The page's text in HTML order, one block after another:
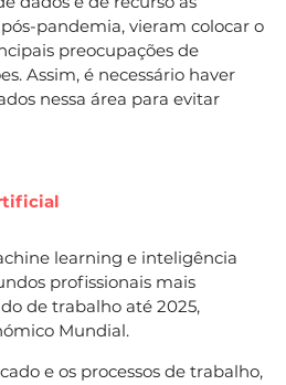
pandemia, vieram colocar o
preocupações de
Assim, é necessário haver
nessa área para evitar
learning e inteligência
profissionais mais
de trabalho até 2025,
Mundial.
e os processos de trabalho,